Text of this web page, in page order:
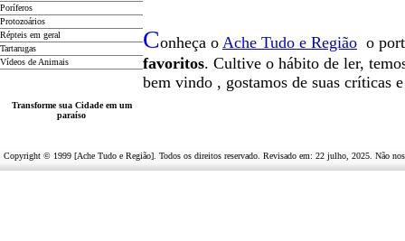
Poríferos
Protozoários
Répteis em geral
Tartarugas
Vídeos de Animais
Transforme sua Cidade em um
paraíso
Conheça o Ache Tudo e Região o
favoritos. Cultive o hábito de ler,
bem vindo , gostamos de suas críticas
Copyright © 1999 [Ache Tudo e Região]. Todos os direitos reservado. Revisado em: 22 julho, 2025 . Não